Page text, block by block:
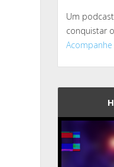
Um
conquistar